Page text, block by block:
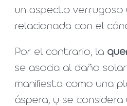
un aspecto verrugoso
relacionada con el
Por el contrario, la
se asocia al daño
manifiesta como una
áspera, y se considera